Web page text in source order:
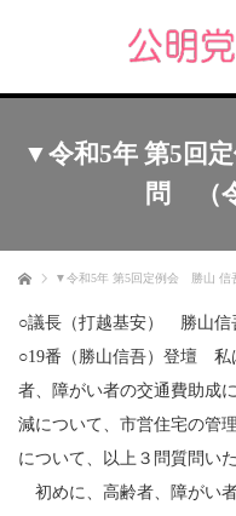
▼令和5年 第5回
問 （
ホーム ▼令和5年 第5回定例会 勝山
○議長（打越基安） 勝山信
○19番（勝山信吾）登壇 私
者、障がい者の交通費助成
減について、市営住宅の管
について、以上３問質問いた
初めに、高齢者、障がい